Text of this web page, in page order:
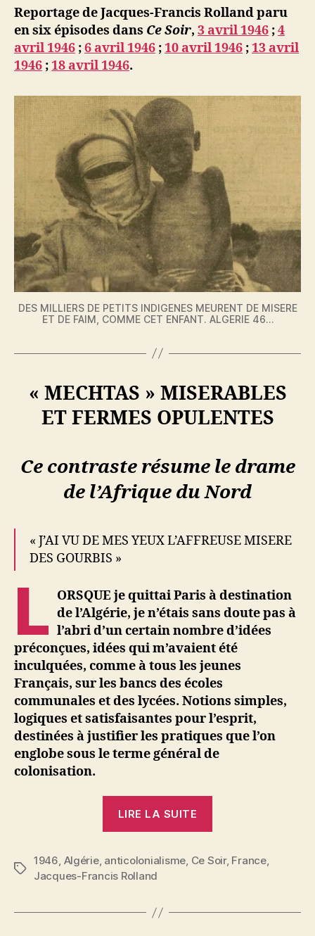
ji
b
Reportage de Jacques-Francis Rolland paru
en six épisodes dans Ce Soir, 3 avril 1946 ;4
avril 1946 ;6 avril 1946 ;10 avril 1946 ;13 avril
1946 ;18 avril 1946.
DES MILLIERS DE PETITS INDIGENES MEURENT DE MISERE
ET DE FAIM, COMME CET ENFANT. ALGERIE 46…
« MECHTAS » MISERABLES
ET FERMES OPULENTES
Ce contraste résume le drame
de l’Afrique du Nord
« J’AI VU DE MES YEUX L’AFFREUSE MISERE
DES GOURBIS »
L ORSQUE je quittai Paris à destination
de l’Algérie, je n’étais sans doute pas à
l’abri d’un certain nombre d’idées
préconçues, idées qui m’avaient été
inculquées, comme à tous les jeunes
Français, sur les bancs des écoles
communales et des lycées. Notions simples,
logiques et satisfaisantes pour l’esprit,
destinées à justifier les pratiques que l’on
englobe sous le terme général de
colonisation.
LIRE LA SUITE
:
Étiquettes
1946, Algérie, anticolonialisme, Ce Soir, France,
Jacques-Francis Rolland